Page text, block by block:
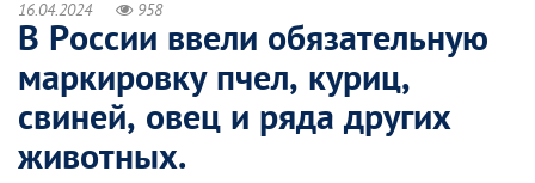
16.04.2024 958
В России ввели обязательную
маркировку пчел, куриц,
свиней, овец и ряда других
животных.